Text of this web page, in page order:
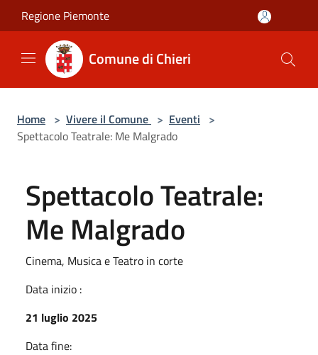
Salta al contenuto principale
Regione Piemonte
Comune di Chieri
Home > Vivere il Comune > Eventi >
Spettacolo Teatrale: Me Malgrado
Spettacolo Teatrale:
Me Malgrado
Cinema, Musica e Teatro in corte
Data inizio :
21 luglio 2025
Data fine: